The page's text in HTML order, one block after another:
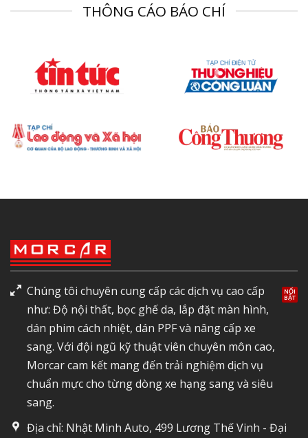
THÔNG CÁO BÁO CHÍ
Chúng tôi chuyên cung cấp các dịch vụ cao cấp
như: Độ nội thất, bọc ghế da, lắp đặt màn hình,
dán phim cách nhiệt, dán PPF và nâng cấp xe
sang. Với đội ngũ kỹ thuật viên chuyên môn cao,
Morcar cam kết mang đến trải nghiệm dịch vụ
chuẩn mực cho từng dòng xe hạng sang và siêu
sang.
Địa chỉ: Nhật Minh Auto, 499 Lương Thế Vinh - Đại